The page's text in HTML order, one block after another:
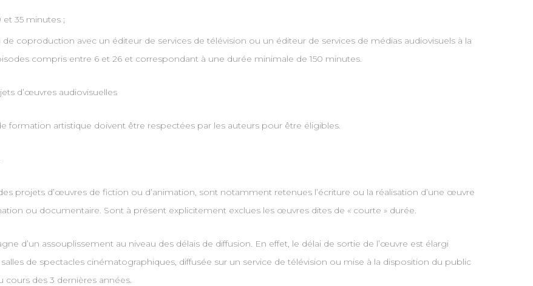
35 minutes ;
coproduction avec un éditeur de services de télévision ou un éditeur de services de médias audiovisuels à la
compris entre 6 et 26 et correspondant à une durée minimale de 150 minutes.
d’œuvres audiovisuelles
formation artistique doivent être respectées par les auteurs pour être éligibles.
projets d’œuvres de fiction ou d’animation, sont notamment retenues l’écriture ou la réalisation d’une œuvre
ou documentaire. Sont à présent explicitement exclues les œuvres dites de « courte » durée.
d’un assouplissement au niveau des délais de diffusion. En effet, le délai de sortie de l’œuvre est élargi
de spectacles cinématographiques, diffusée sur un service de télévision ou mise à la disposition du public
cours des 3 dernières années.